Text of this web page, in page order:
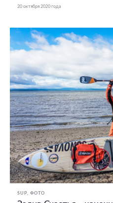
20 октября 2020 года
SUP ФОТО